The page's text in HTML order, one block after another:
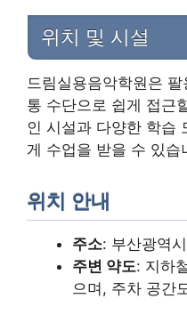
위치 및 시설
드림실용음악학원은
통 수단으로 쉽게 접근
인 시설과 다양한 학습
게 수업을 받을 수 있습
위치 안내
주소: 부산광역
주변 약도: 지하
으며, 주차 공간